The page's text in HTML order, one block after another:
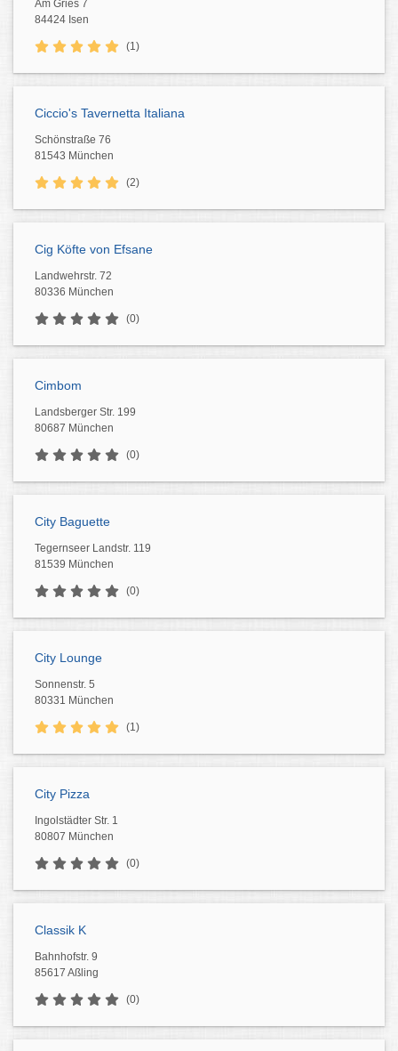
Am Gries 7
84424 Isen
(1)
Ciccio's Tavernetta Italiana
Schönstraße 76
81543 München
(2)
Cig Köfte von Efsane
Landwehrstr. 72
80336 München
(0)
Cimbom
Landsberger Str. 199
80687 München
(0)
City Baguette
Tegernseer Landstr. 119
81539 München
(0)
City Lounge
Sonnenstr. 5
80331 München
(1)
City Pizza
Ingolstädter Str. 1
80807 München
(0)
Classik K
Bahnhofstr. 9
85617 Aßling
(0)